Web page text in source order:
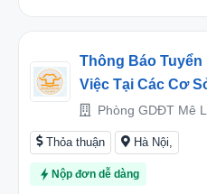
Thông Báo
Việc Tại Các Cơ
Thuộc Huyện Mê
Phòng GDĐT Mê
Thỏa thuận Hà Nội,
Nộp đơn dễ dàng